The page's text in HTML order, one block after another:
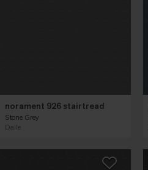
norament 926 stairtread
Stone Grey
Dalle